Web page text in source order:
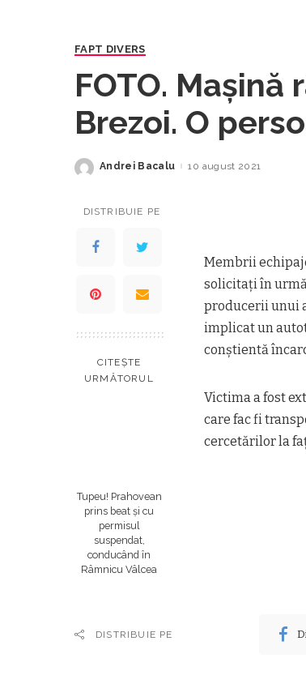
FAPT DIVERS
FOTO. Mașină
Brezoi. O
Posted
Andrei Bacalu 10 august 2021
DISTRIBUIE PE
CITEȘTE
URMĂTORUL
Tupeu! Prahovean
prins beat și cu
permisul
suspendat,
conducând în
Râmnicu Vâlcea
Membrii
solicitați în
producerii unui
implicat un
conștientă
Victima a fost
care fac fi
cercetărilor la
DISTRIBUIE PE